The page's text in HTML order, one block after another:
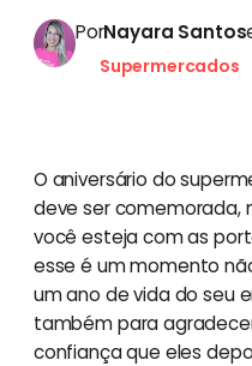
PorNayara Santos
Supermercados
O aniversário do
deve ser comemorada,
você esteja com as
esse é um momento
um ano de vida do seu
também para
confiança que eles